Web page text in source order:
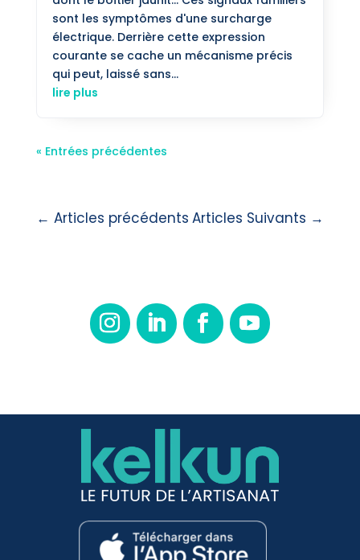
sont les symptômes d'une surcharge
électrique. Derrière cette expression
courante se cache un mécanisme précis
qui peut, laissé sans...
lire plus
« Entrées précédentes
← Articles précédents Articles Suivants →